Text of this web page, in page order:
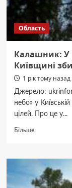
Область
Калашник: У
Київщині
1 рік тому назад
Джерело:
небо» у
цілей. Про це у...
БільшеДокладніше
У
рамках
проєкту
«Чисте